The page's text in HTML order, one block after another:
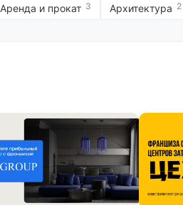
Аренда и прокат 3 Архитектура 2